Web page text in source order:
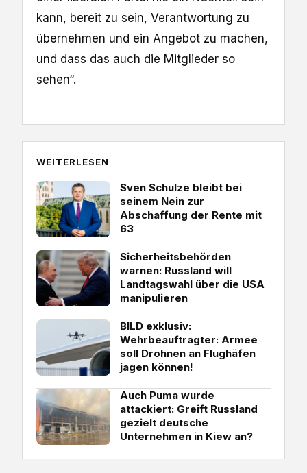
kann, bereit zu sein, Verantwortung zu
übernehmen und ein Angebot zu machen,
und dass das auch die Mitglieder so
sehen“.
WEITERLESEN
Sven Schulze bleibt bei
seinem Nein zur
Abschaffung der Rente mit
63
Sicherheitsbehörden
warnen: Russland will
Landtagswahl über die USA
manipulieren
BILD exklusiv:
Wehrbeauftragter: Armee
soll Drohnen an Flughäfen
jagen können!
Auch Puma wurde
attackiert: Greift Russland
gezielt deutsche
Unternehmen in Kiew an?